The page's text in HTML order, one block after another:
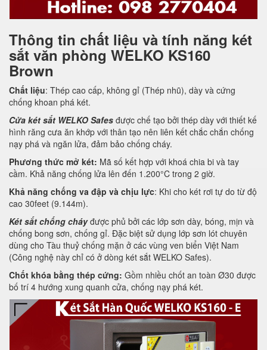
Thông tin chất liệu và tính năng két
sắt văn phòng WELKO KS160
Brown
Chất liệu: Thép cao cấp, không gỉ (Thép nhũ), dày và cứng
chống khoan phá két.
Cửa két sắt WELKO Safes được chế tạo bởi thép dày với thiết kế
hình răng cưa ăn khớp với thân tạo nên liên kết chắc chắn chống
nạy phá và ngăn lửa, đảm bảo chống cháy.
Phương thức mở két: Mã số kết hợp với khoá chia bi và tay
cầm. Khả năng chống lửa lên đến 1.200°C trong 2 giờ.
Khả năng chống va đập và chịu lực: Khi cho két rơi tự do từ độ
cao 30feet (9.144m).
Két sắt chống cháyđược phủ bởi các lớp sơn dày, bóng, mịn và
chống bong sơn, chống gỉ. Đặc biệt sử dụng lớp sơn lót chuyên
dùng cho Tàu thuỷ chống mặn ở các vùng ven biển Việt Nam
(Công nghệ này chỉ có ở dòng két sắt WELKO Safes).
Chốt khóa bằng thép cứng: Gồm nhiều chốt an toàn Ø30 được
bố trí 4 hướng xung quanh cửa, chống nạy phá két.